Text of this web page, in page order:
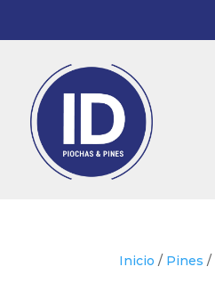
Inicio / Pines /